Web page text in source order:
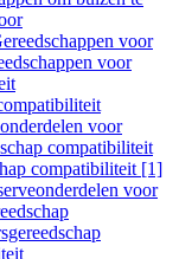
voor
voor
voor
compatibiliteit
compatibiliteit [1]
voor